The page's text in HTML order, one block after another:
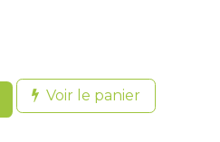
Voir le panier